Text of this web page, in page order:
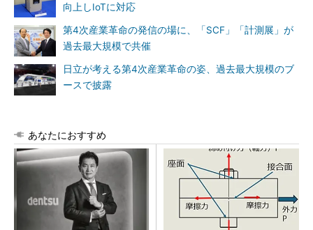
向上しIoTに対応
第4次産業革命の発信の場に、「SCF」「計測展」が
過去最大規模で共催
日立が考える第4次産業革命の姿、過去最大規模のブ
ースで披露
あなたにおすすめ